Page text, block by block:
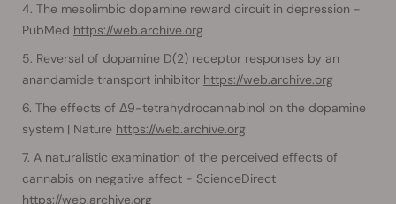
The mesolimbic dopamine reward circuit in depression -
PubMed https://web.archive.org
Reversal of dopamine D(2) receptor responses by an
anandamide transport inhibitor https://web.archive.org
The effects of Δ9-tetrahydrocannabinol on the dopamine
system | Nature https://web.archive.org
A naturalistic examination of the perceived effects of
cannabis on negative affect - ScienceDirect
https://web.archive.org